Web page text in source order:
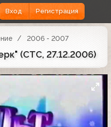
Вход Регистрация
2006 - 2007
(СТС, 27.12.2006)